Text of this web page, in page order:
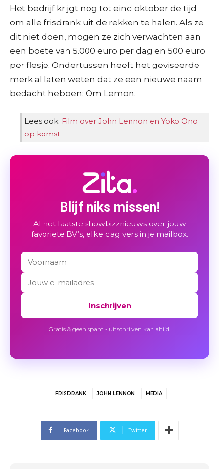
Het bedrijf krijgt nog tot eind oktober de tijd
om alle frisdrank uit de rekken te halen. Als ze
dit niet doen, mogen ze zich verwachten aan
een boete van 5.000 euro per dag en 500 euro
per flesje. Ondertussen heeft het geviseerde
merk al laten weten dat ze een nieuwe naam
bedacht hebben: Om Lemon.
Lees ook: Film over John Lennon en Yoko Ono
op komst
Blijf niks missen!
Al het laatste showbizznieuws over jouw
favoriete BV’s, elke dag vers in je mailbox.
Inschrijven
Gratis & geen spam - uitschrijven kan altijd.
FRISDRANK JOHN LENNON MEDIA
Facebook Twitter